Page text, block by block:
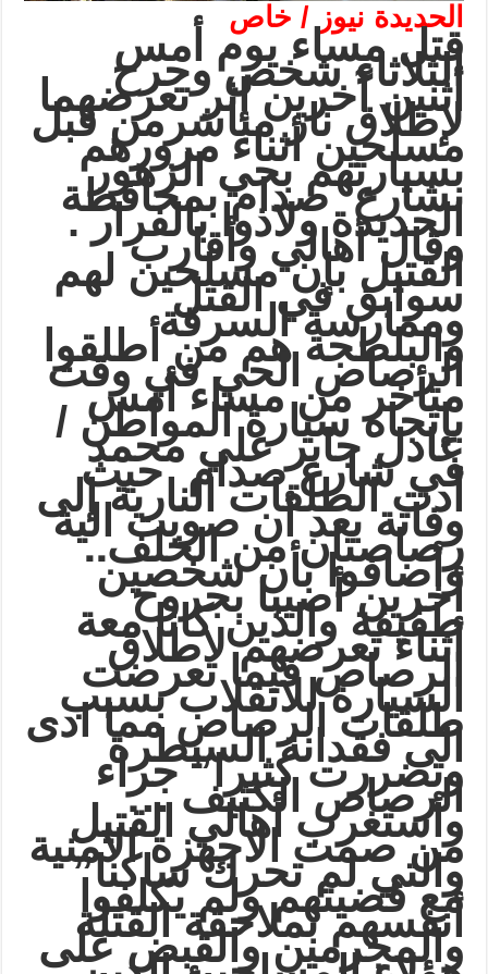
الحديدة نيوز / خاص
قتل مساء يوم أمس
الثلاثاء شخص وجرح
أثنين آخرين إثر تعرضهما
لإطلاق نار مباشرمن قبل
مسلحين أثناء مرورهم
بسيارتهم بحي الزهور
بشارع صدام بمحافظة
الحديدة ولاذوا بالفرار .
وقال أهالي وأقارب
القتيل بإن مسلحين لهم
سوابق في القتل
وممارسة السرقة
والبلطجة هم من أطلقوا
الرصاص الحي في وقت
متأخر من مساء أمس
بإتجاه سيارة المواطن /
عادل جابر علي محمد
في شارع صدام حيث
أدت الطلقات النارية إلى
وفاتة بعد أن صوبت الية
رصاصتان من الخلف..وأضافوا بأن شخصين
أخرين أصيبا بجروح
طفيفة والذين كانا معة
أثناء تعرضهم لاطلاق
الرصاص فيما تعرضت
السيارة للانقلاب بسبب
طلقات الرصاص مما ادى
الى فقدانة السيطرة
وتضررت كثيرا” جراء
الرصاص الكثيف…
وأستغرب أهالي القتيل
من صمت الاجهزة الامنية
والتي لم تحرك ساكنا”
مع قضيتهم ولم يكلفوا
أنفسهم بملاحقة القتلة
والمجرمين والقبض على